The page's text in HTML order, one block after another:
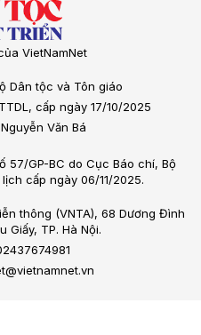
VietNamNet
Dân tộc và Tôn giáo
cấp ngày 17/10/2025
Văn Bá
57/GP-BC do Cục Báo chí, Bộ
cấp ngày 06/11/2025.
thông (VNTA), 68 Dương Đình
Giấy, TP. Hà Nội.